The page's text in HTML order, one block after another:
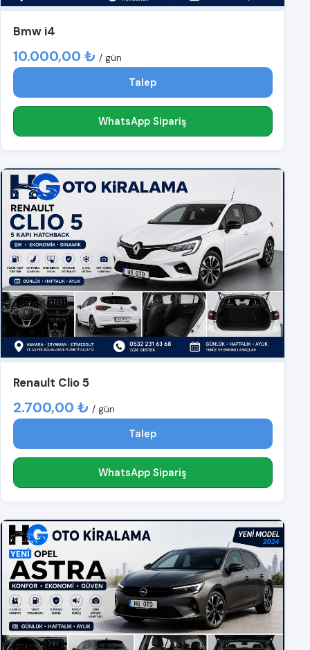
Bmw i4
10.000,00 ₺ / gün
Talep
WhatsApp Sipariş
Renault Clio 5
2.700,00 ₺ / gün
Talep
WhatsApp Sipariş